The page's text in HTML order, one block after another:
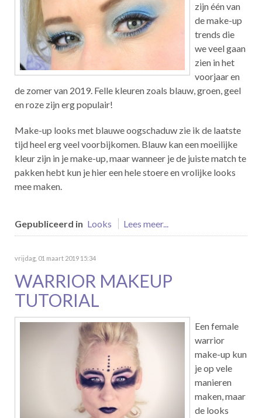
zijn één van
de make-up
trends die
we veel gaan
zien in het
voorjaar en
de zomer van 2019. Felle kleuren zoals blauw, groen, geel
en roze zijn erg populair!
Make-up looks met blauwe oogschaduw zie ik de laatste
tijd heel erg veel voorbijkomen. Blauw kan een moeilijke
kleur zijn in je make-up, maar wanneer je de juiste match te
pakken hebt kun je hier een hele stoere en vrolijke looks
mee maken.
Gepubliceerd in Looks Lees meer...
vrijdag, 01 maart 2019 15:34
WARRIOR MAKEUP
TUTORIAL
Een female
warrior
make-up kun
je op vele
manieren
maken, maar
de looks